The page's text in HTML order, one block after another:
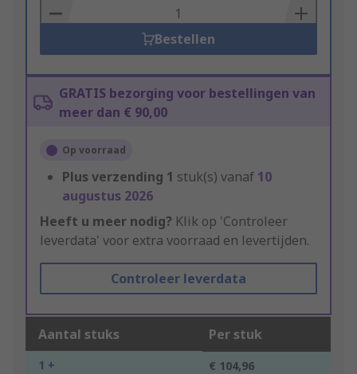
Basket
Bestellen
GRATIS bezorging voor bestellingen van
meer dan € 90,00
Op voorraad
Plus verzending 1 stuk(s) vanaf 10
augustus 2026
Heeft u meer nodig? Klik op 'Controleer
leverdata' voor extra voorraad en levertijden.
Controleer leverdata
Aantal stuks Per stuk
1 + € 104,96